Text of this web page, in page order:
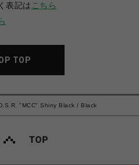
表記は こちら
TOP
"MCC" Shiny Black / Black